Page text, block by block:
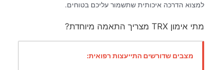
למצוא הדרכה איכותית שתשמור עליכם בטוחים.
מתי אימון TRX מצריך התאמה מיוחדת?
מצבים שדורשים התייעצות רפואית: